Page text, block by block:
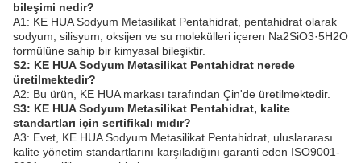
bileşimi nedir?
A1: KE HUA Sodyum Metasilikat Pentahidrat, pentahidrat olarak
sodyum, silisyum, oksijen ve su molekülleri içeren Na2SiO3·5H2O
formülüne sahip bir kimyasal bileşiktir.
S2: KE HUA Sodyum Metasilikat Pentahidrat nerede
üretilmektedir?
A2: Bu ürün, KE HUA markası tarafından Çin'de üretilmektedir.
S3: KE HUA Sodyum Metasilikat Pentahidrat, kalite
standartları için sertifikalı mıdır?
A3: Evet, KE HUA Sodyum Metasilikat Pentahidrat, uluslararası
kalite yönetim standartlarını karşıladığını garanti eden ISO9001-